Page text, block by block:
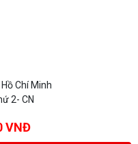
Chí Minh
2- CN
VNĐ